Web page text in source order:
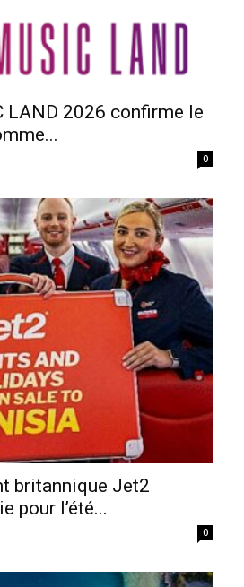
LAND 2026 confirme le
0
britannique Jet2
pour l’été...
0